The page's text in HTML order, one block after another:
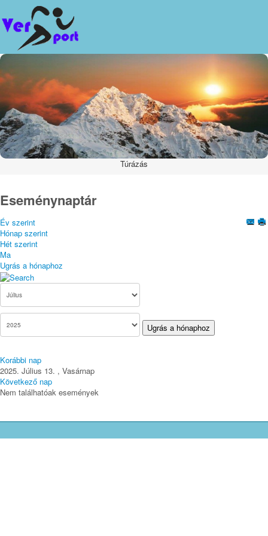
Túrázás
Eseménynaptár
Év szerint
Hónap szerint
Hét szerint
Ma
Ugrás a hónaphoz
Ugrás a hónaphoz
Korábbi nap
2025. Július 13. , Vasárnap
Következő nap
Nem találhatóak események